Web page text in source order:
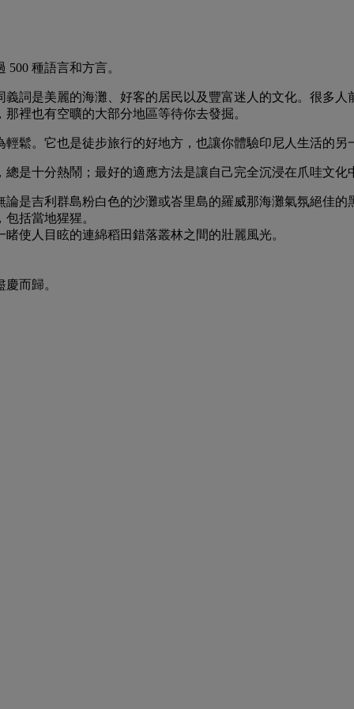
種語言和方言。
詞是美麗的海灘、好客的居民以及豐富迷人的文化。很多
裡也有空曠的大部分地區等待你去發掘。
鬆。它也是徒步旅行的好地方，也讓你體驗印尼人生活的另
是十分熱鬧；最好的適應方法是讓自己完全沉浸在爪哇文
是吉利群島粉白色的沙灘或峇里島的羅威那海灘氣氛絕佳
括當地猩猩。
使人目眩的連綿稻田錯落叢林之間的壯麗風光。
而歸。